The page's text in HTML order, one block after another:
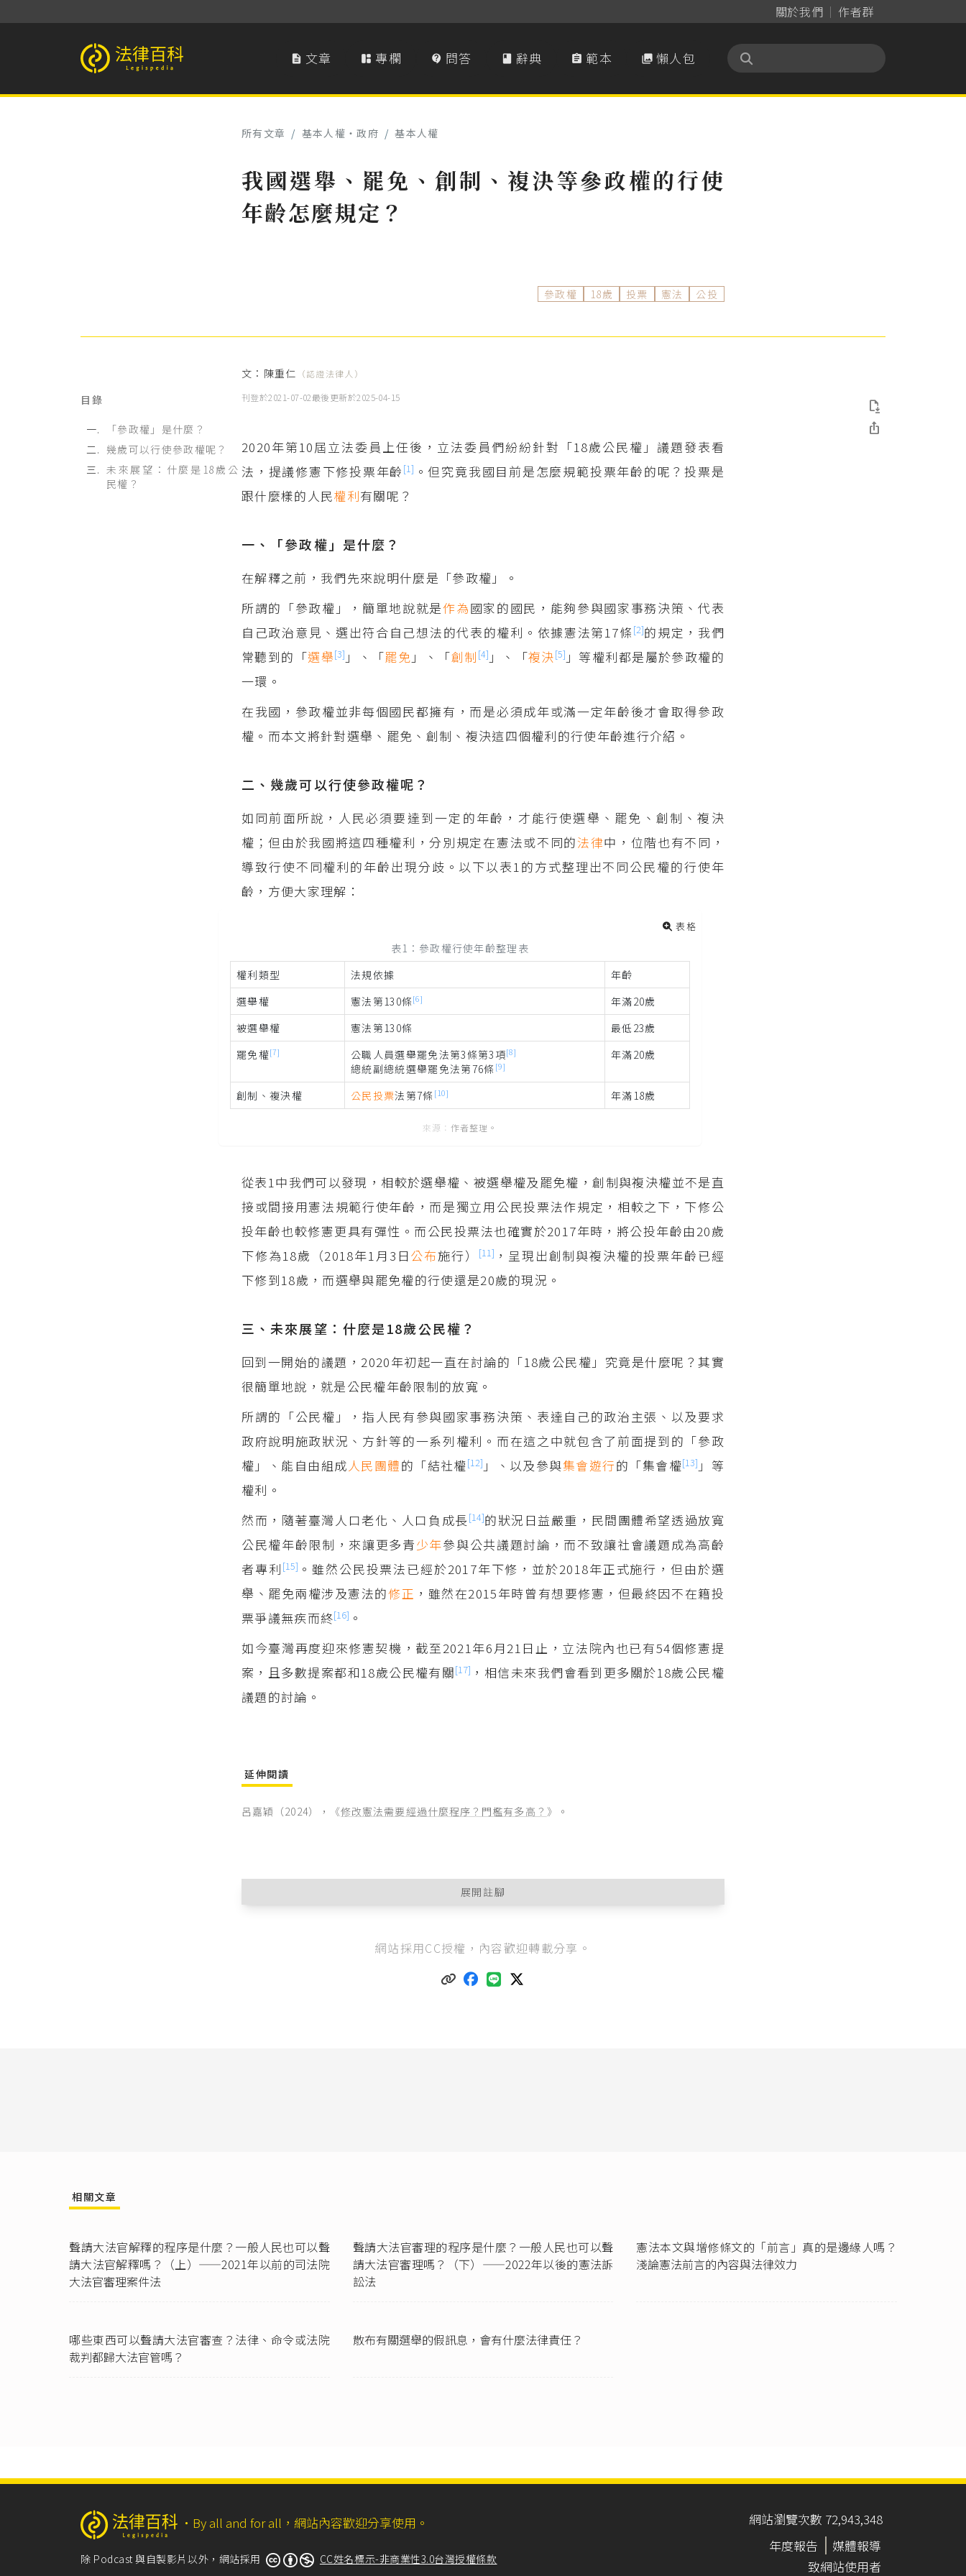
關於我們 作者群
法律百科 Legispedia  文章  專欄  問答  辭典  範本  懶人包
所有文章 / 基本人權‧政府 / 基本人權
我國選舉、罷免、創制、複決等參政權的行使
年齡怎麼規定？
參政權 18歲 投票 憲法 公投
目錄
「參政權」是什麼？
幾歲可以行使參政權呢？
未來展望：什麼是18歲公
民權？
文： 陳重仁 （認證法律人）
刊登於2021-07-02最後更新於2025-04-15
2020年第10屆立法委員上任後，立法委員們紛紛針對「18歲公民權」議題發表看
法，提議修憲下修投票年齡 [1] 。但究竟我國目前是怎麼規範投票年齡的呢？投票是
跟什麼樣的人民權利有關呢？
一、「參政權」是什麼？
在解釋之前，我們先來說明什麼是「參政權」。
所謂的「參政權」，簡單地說就是作為國家的國民，能夠參與國家事務決策、代表
自己政治意見、選出符合自己想法的代表的權利。依據憲法第17條 [2]的規定，我們
常聽到的「選舉[3] 」、「罷免 」、「創制 [4] 」、「複決[5] 」等權利都是屬於參政權的
一環。
在我國，參政權並非每個國民都擁有，而是必須成年或滿一定年齡後才會取得參政
權。而本文將針對選舉、罷免、創制、複決這四個權利的行使年齡進行介紹。
二、幾歲可以行使參政權呢？
如同前面所說，人民必須要達到一定的年齡，才能行使選舉、罷免、創制、複決
權；但由於我國將這四種權利，分別規定在憲法或不同的法律中，位階也有不同，
導致行使不同權利的年齡出現分歧。以下以表1的方式整理出不同公民權的行使年
齡，方便大家理解：
表格
表1：參政權行使年齡整理表
權利類型
法規依據
年齡
選舉權
憲法第130條 [6]
年滿20歲
被選舉權
憲法第130條
最低23歲
罷免權[7] 公職人員選舉罷免法第3條第3項[8]
總統副總統選舉罷免法第76條 [9]
年滿20歲
創制、複決權 公民投票法第7條 [10] 年滿18歲
作者整理。
從表1中我們可以發現，相較於選舉權、被選舉權及罷免權，創制與複決權並不是直
接或間接用憲法規範行使年齡，而是獨立用公民投票法作規定，相較之下，下修公
投年齡也較修憲更具有彈性。而公民投票法也確實於2017年時，將公投年齡由20歲
下修為18歲（2018年1月3日 公布施行） [11] ，呈現出創制與複決權的投票年齡已經
下修到18歲，而選舉與罷免權的行使還是20歲的現況。
三、未來展望：什麼是18歲公民權？
回到一開始的議題，2020年初起一直在討論的「18歲公民權」究竟是什麼呢？其實
很簡單地說，就是公民權年齡限制的放寬。
所謂的「公民權」，指人民有參與國家事務決策、表達自己的政治主張、以及要求
政府說明施政狀況、方針等的一系列權利。而在這之中就包含了前面提到的「參政
權」、能自由組成人民團體的「結社權[12] 」、以及參與集會遊行的「集會權[13] 」等
權利。
然而，隨著臺灣人口老化、人口負成長[14]的狀況日益嚴重，民間團體希望透過放寬
公民權年齡限制，來讓更多青少年參與公共議題討論，而不致讓社會議題成為高齡
者專利 [15] 。雖然公民投票法已經於2017年下修，並於2018年正式施行，但由於選
舉、罷免兩權涉及憲法的修正 ，雖然在2015年時曾有想要修憲，但最終因不在籍投
票爭議無疾而終[16] 。
如今臺灣再度迎來修憲契機，截至2021年6月21日止，立法院內也已有54個修憲提
案，且多數提案都和18歲公民權有關[17] ，相信未來我們會看到更多關於18歲公民權
議題的討論。


延伸閱讀
呂嘉穎（2024），《修改憲法需要經過什麼程序？門檻有多高？ 》。
展開註腳
此處的「選舉權」，依據歷來的大法官解釋（司法院釋字
II 全國不分區及僑居國外國民立法委員選舉，依政黨名單投票選出。
III 公職人員罷免，由原選舉區之選舉人以無記名投票之方法決定。」
總統副總統選舉罷免法第76條
民投票權。」
二、受保安處分之裁判確定，尚未執行或執行未畢者。
所謂「人口負成長」，指的是死亡人口數量大於出生人口數量的現象。根據主計總處的統計，
網站採用CC授權，內容歡迎轉載分享。
相關文章
聲請大法官解釋的程序是什麼？一般人民也可以聲
請大法官解釋嗎？（上）——2021年以前的司法院
大法官審理案件法
聲請大法官審理的程序是什麼？一般人民也可以聲
請大法官審理嗎？（下）——2022年以後的憲法訴
訟法
憲法本文與增修條文的「前言」真的是邊緣人嗎？
淺論憲法前言的內容與法律效力
哪些東西可以聲請大法官審查？法律、命令或法院
裁判都歸大法官管嗎？
散布有關選舉的假訊息，會有什麼法律責任？
‧ By all and for all，網站內容歡迎分享使用。
除 Podcast 與自製影片以外，網站採用 CC姓名標示-非商業性3.0台灣授權條款
網站瀏覽次數 72,943,348
年度報告
媒體報導
致網站使用者